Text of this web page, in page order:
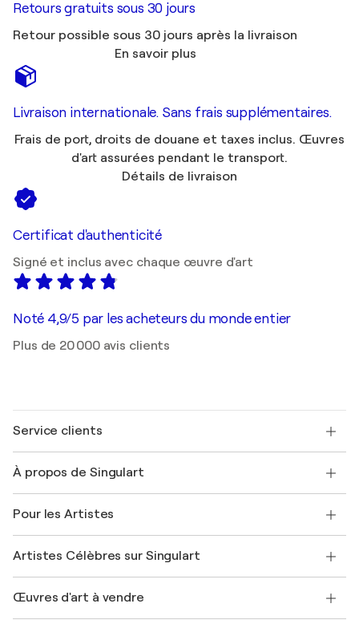
Retours gratuits sous 30 jours
Retour possible sous 30 jours après la livraison
En savoir plus
Livraison internationale. Sans frais supplémentaires.
Frais de port, droits de douane et taxes inclus. Œuvres
d'art assurées pendant le transport.
Détails de livraison
Certificat d'authenticité
Signé et inclus avec chaque œuvre d'art
Noté 4,9/5 par les acheteurs du monde entier
Plus de 20 000 avis clients
Service clients
Expédition
Offrir une carte cadeau
Rejoignez notre programme commercial
Mon compte
+33 1 76 44 06 42
À propos de Singulart
FAQ
Magazine Singulart
Emplois
Découvrez une sélection d'art original
Pour les Artistes
Se connecter en tant qu'Artiste
Artistes Célèbres sur Singulart
Marc Chagall
Œuvres d'art à vendre